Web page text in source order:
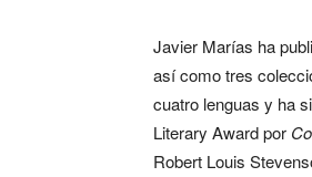
Javier Marías ha
así como tres
cuatro lenguas y ha
Literary Award por
Robert Louis